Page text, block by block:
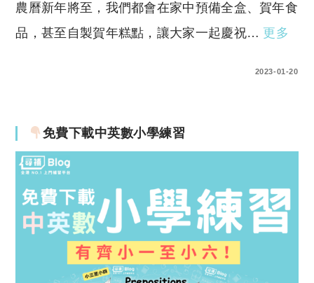
農曆新年將至，我們都會在家中預備全盒、賀年食
品，甚至自製賀年糕點，讓大家一起慶祝… 更多
2023-01-20
免費下載中英數小學練習